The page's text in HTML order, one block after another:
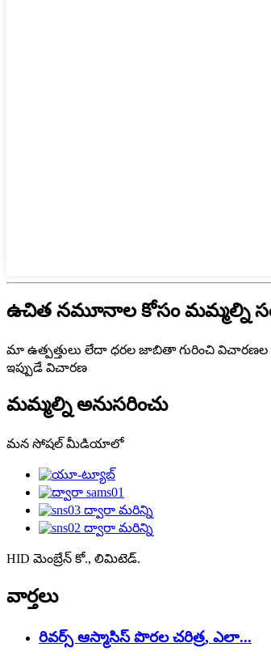
ఉచిత నమూనాల కోసం మమ్మల్ని
మా ఉత్పత్తులు లేదా ధరల జాబితా గురించి
ఇప్పుడే విచారణ
మమ్మల్ని అనుసరించు
మన సోషల్ మీడియాలో
HID మెంబ్రేన్ కో., లిమిటెడ్.
వార్తలు
రివర్స్ ఆస్మాసిస్ పొరల చరిత్ర, ఎలా...